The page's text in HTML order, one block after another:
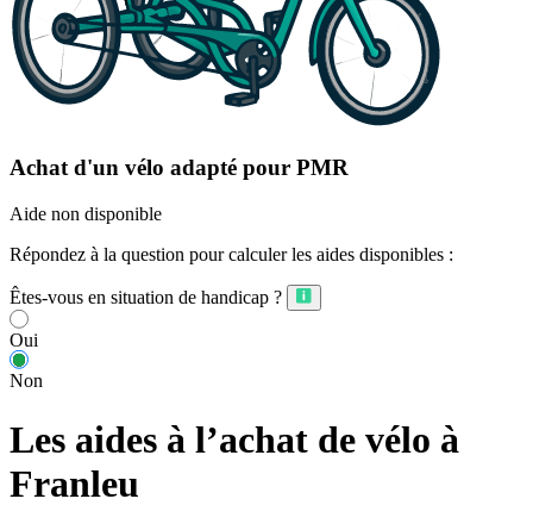
Achat d'un vélo adapté pour PMR
Aide non disponible
Répondez à la question pour calculer les aides disponibles :
Êtes-vous en situation de handicap ?
Oui
Non
Les aides à l’achat de vélo à
Franleu